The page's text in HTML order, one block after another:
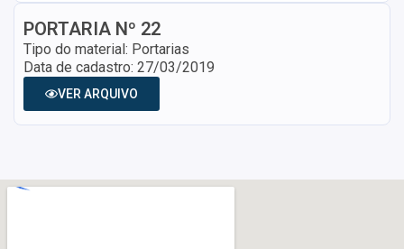
PORTARIA Nº 22
Tipo do material: Portarias
Data de cadastro: 27/03/2019
VER ARQUIVO